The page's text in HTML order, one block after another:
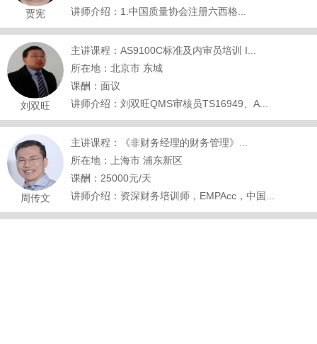
贾宪
讲师介绍：1.中国质量协会注册六西格...
刘双旺
主讲课程：AS9100C标准及内审员培训 I...
所在地：北京市 东城
课酬：面议
讲师介绍：刘双旺QMS审核员TS16949、A...
周传文
主讲课程：《非财务经理的财务管理》...
所在地：上海市 浦东新区
课酬：25000元/天
讲师介绍：资深财务培训师，EMPAcc，中国...